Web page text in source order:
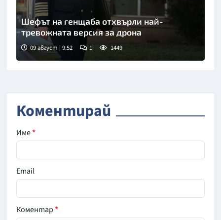
Снимка: БТА
Шефът на генщаба отхвърли най-
тревожната версия за дрона
09 август | 9:52 1 1449
Коментирай
Име*
Email
Коментар*